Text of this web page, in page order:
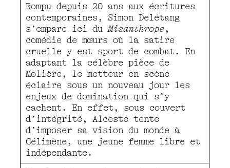
Rompu depuis 20 ans aux écritures
contemporaines, Simon Delétang
s’empare ici du Misanthrope,
comédie de mœurs où la satire
cruelle y est sport de combat. En
adaptant la célèbre pièce de
Molière, le metteur en scène
éclaire sous un nouveau jour les
enjeux de domination qui s’y
cachent. En effet, sous couvert
d’intégrité, Alceste tente
d’imposer sa vision du monde à
Célimène, une jeune femme libre et
indépendante.